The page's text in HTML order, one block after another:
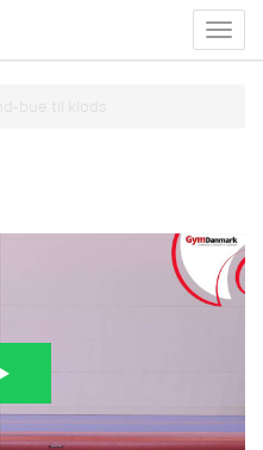
menu
bue til klods